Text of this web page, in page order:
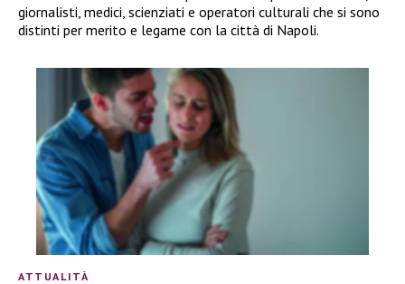
giornalisti, medici, scienziati e operatori culturali che si sono
distinti per merito e legame con la città di Napoli.
ATTUALITÀ